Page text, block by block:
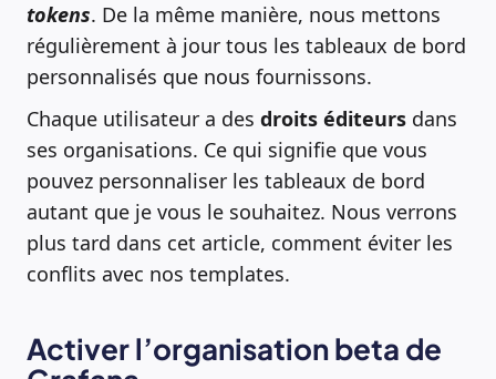
tokens. De la même manière, nous mettons
régulièrement à jour tous les tableaux de bord
personnalisés que nous fournissons.
Chaque utilisateur a des droits éditeurs dans
ses organisations. Ce qui signifie que vous
pouvez personnaliser les tableaux de bord
autant que je vous le souhaitez. Nous verrons
plus tard dans cet article, comment éviter les
conflits avec nos templates.
Activer l’organisation beta de